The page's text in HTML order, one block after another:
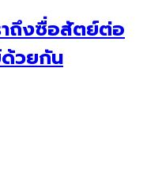
าถึงซื่อสัตย์ต่อ
วยกัน